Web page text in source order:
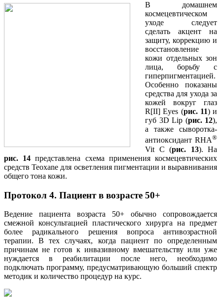
В домашнем
космецевтическом
уходе следует
сделать акцент на
защиту, коррекцию и
восстановление
кожи отдельных зон
лица, борьбу с
гиперпигментацией.
Особенно показаны
средства для ухода за
кожей вокруг глаз
R[II] Eyes (рис. 11) и
губ 3D Lip (рис. 12),
а также сыворотка-
антиоксидант RHA®
Vit C (рис. 13). На
рис. 14 представлена схема применения космецевтических
средств Teoxane для осветления пигментации и выравнивания
общего тона кожи.
Протокол 4. Пациент в возрасте 50+
Ведение пациента возраста 50+ обычно сопровождается
смежной консультацией пластического хирурга на предмет
более радикального решения вопроса антивозрастной
терапии. В тех случаях, когда пациент по определенным
причинам не готов к инвазивному вмешательству или уже
нуждается в реабилитации после него, необходимо
подключать программу, предусматривающую больший спектр
методик и количество процедур на курс.